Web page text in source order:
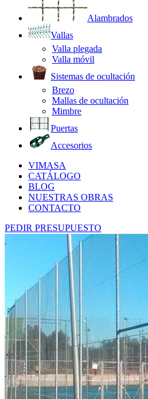
Alambrados
Vallas
Valla plegada
Valla móvil
Sistemas de ocultación
Brezo
Mallas de ocultación
Mimbre
Puertas
Accesorios
VIMASA
CATÁLOGO
BLOG
NUESTRAS OBRAS
CONTACTO
PEDIR PRESUPUESTO